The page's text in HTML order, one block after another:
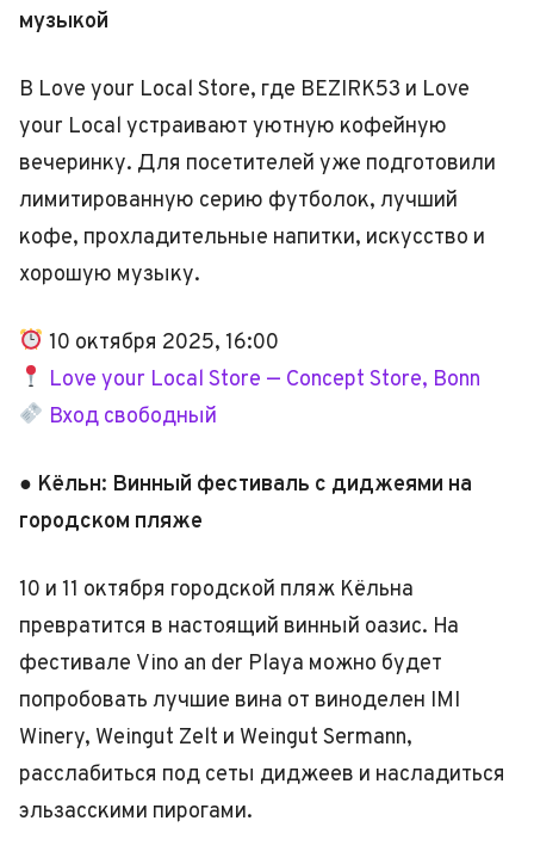
музыкой
В Love your Local Store, где BEZIRK53 и Love
your Local устраивают уютную кофейную
вечеринку. Для посетителей уже подготовили
лимитированную серию футболок, лучший
кофе, прохладительные напитки, искусство и
хорошую музыку.
10 октября 2025, 16:00
Love your Local Store — Concept Store, Bonn
Вход свободный
● Кёльн: Винный фестиваль с диджеями на
городском пляже
10 и 11 октября городской пляж Кёльна
превратится в настоящий винный оазис. На
фестивале Vino an der Playa можно будет
попробовать лучшие вина от виноделен IMI
Winery, Weingut Zelt и Weingut Sermann,
расслабиться под сеты диджеев и насладиться
эльзасскими пирогами.